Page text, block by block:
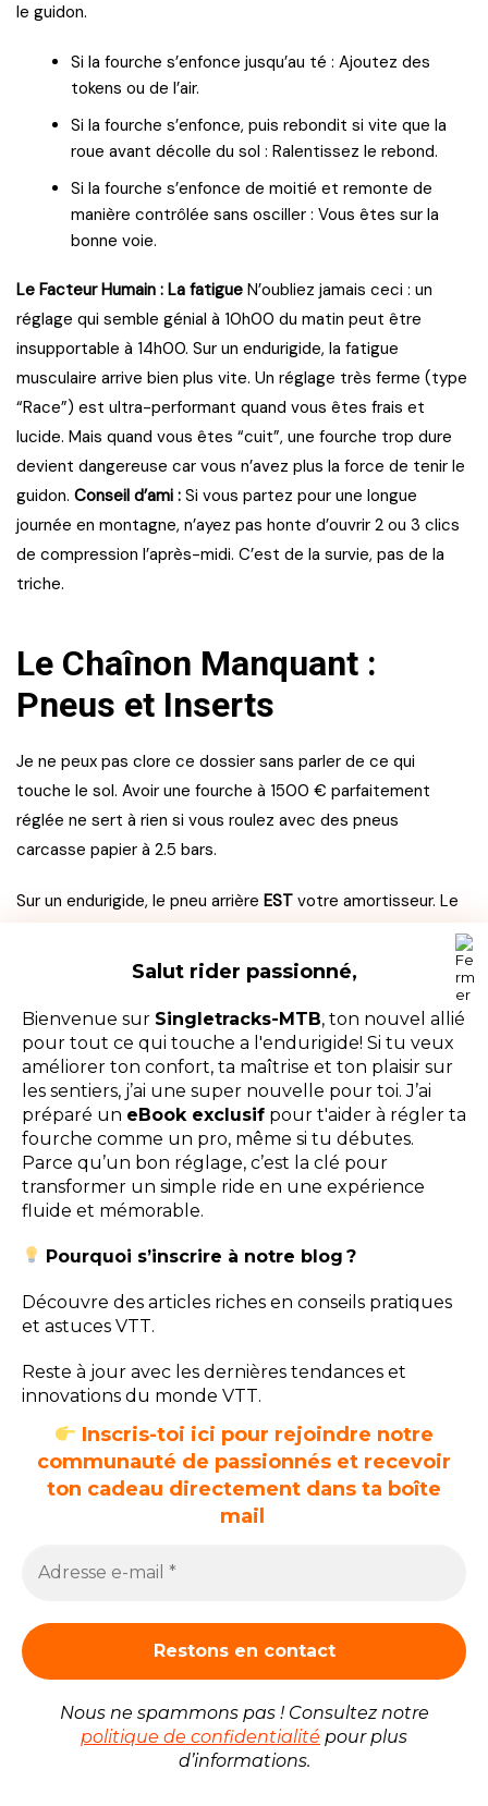
le guidon.
Si la fourche s’enfonce jusqu’au té : Ajoutez des
tokens ou de l’air.
Si la fourche s’enfonce, puis rebondit si vite que la
roue avant décolle du sol : Ralentissez le rebond.
Si la fourche s’enfonce de moitié et remonte de
manière contrôlée sans osciller : Vous êtes sur la
bonne voie.
Le Facteur Humain : La fatigue N’oubliez jamais ceci : un
réglage qui semble génial à 10h00 du matin peut être
insupportable à 14h00. Sur un endurigide, la fatigue
musculaire arrive bien plus vite. Un réglage très ferme (type
“Race”) est ultra-performant quand vous êtes frais et
lucide. Mais quand vous êtes “cuit”, une fourche trop dure
devient dangereuse car vous n’avez plus la force de tenir le
guidon. Conseil d’ami : Si vous partez pour une longue
journée en montagne, n’ayez pas honte d’ouvrir 2 ou 3 clics
de compression l’après-midi. C’est de la survie, pas de la
triche.
Le Chaînon Manquant :
Pneus et Inserts
Je ne peux pas clore ce dossier sans parler de ce qui
touche le sol. Avoir une fourche à 1500 € parfaitement
réglée ne sert à rien si vous roulez avec des pneus
carcasse papier à 2.5 bars.
Sur un endurigide, le pneu arrière EST votre amortisseur. Le
technologie des mousses (inserts) est mature. Rouler en
Hardtail Enduro sans insert type
ou
Panzer, c’est comme faire de la boxe sans protège-dents.
Pourquoi ? L’effet “Amortisseur Pneumatique”L’insert
permet deux choses impossibles autrement :
Rouler à basse pression :Vous pouvez descendre à
1.3 ou 1.4 bar à l’arrière sans détruire votre jante
carbone. Cette basse pression permet au pneu de
confort” que le cadre ne donne pas.
L’amortissement du pneu :
L’air est un ressort qui
renvoie l’énergie (rebondit). La mousse de l’insert
insert rebondit moins. Il calme le vélo. C’est
exactement ce que nous cherchons pour calmer ce
train arrière hystérique.
Si votre fourche vous semble dure malgré tous les réglages,
baissez la pression de votre pneu avant de 0.2 bar. Souvent,
la rigidité ne vient pas de l’hydraulique, mais d’un pneu trop
gonflé qui ricoche sur le sol.
Conclusion : La Philosophie
de la Souffrance (et du
Plaisir)
Salut rider passionné,
Bienvenue sur Singletracks-MTB, ton nouvel allié
pour tout ce qui touche a l'endurigide! Si tu veux
améliorer ton confort, ta maîtrise et ton plaisir sur
les sentiers, j’ai une super nouvelle pour toi. J’ai
préparé un eBook exclusif pour t'aider à régler ta
fourche comme un pro, même si tu débutes.
Parce qu’un bon réglage, c’est la clé pour
transformer un simple ride en une expérience
fluide et mémorable.
Pourquoi s’inscrire à notre blog ?
Découvre des articles riches en conseils pratiques
et astuces VTT.
Reste à jour avec les dernières tendances et
innovations du monde VTT.
Inscris-toi ici pour rejoindre notre
communauté de passionnés et recevoir
ton cadeau directement dans ta boîte
mail
Nous ne spammons pas ! Consultez notre
politique de confidentialité pour plus
d’informations.